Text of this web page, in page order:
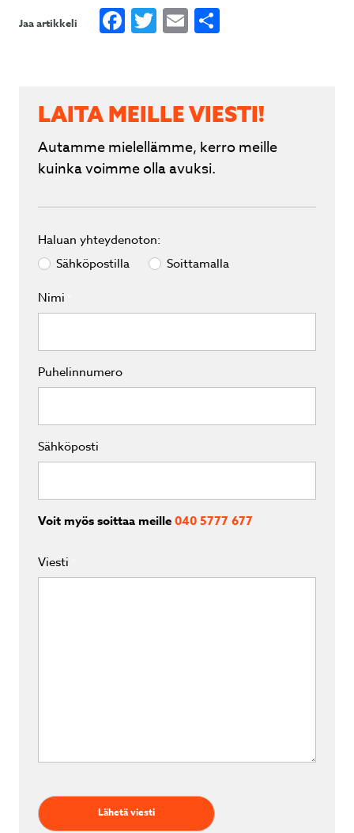
Jaa artikkeli Facebook
Twitter
Email
LAITA MEILLE VIESTI!
Autamme mielellämme, kerro meille
kuinka voimme olla avuksi.
Haluan yhteydenoton:
Sähköpostilla
Soittamalla
Nimi
Puhelinnumero
Sähköposti
Voit myös soittaa meille040 5777 677
Viesti